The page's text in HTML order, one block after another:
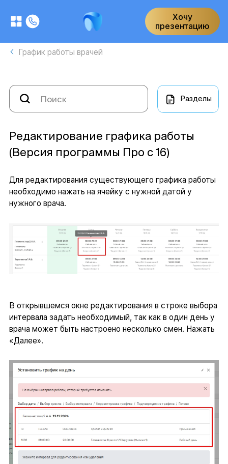
Хочу
презентацию
График работы врачей
Разделы
Редактирование графика работы
(Версия программы Про с 16)
Для редактирования существующего графика работы
необходимо нажать на ячейку с нужной датой у
нужного врача.
В открывшемся окне редактирования в строке выбора
интервала задать необходимый, так как в один день у
врача может быть настроено несколько смен. Нажать
«Далее».